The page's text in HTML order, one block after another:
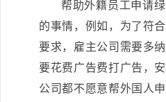
帮助外籍员工申请
的事情，例如，为了符
要求，雇主公司需要多
要花费广告费打广告，
公司都不愿意帮外国人